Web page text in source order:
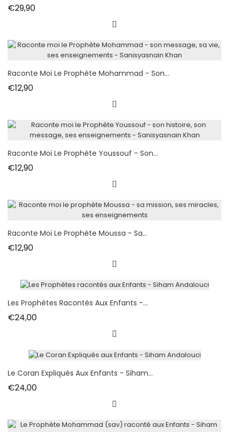
€29,90Fiyat
Raconte Moi Le Prophète Mohammad - Son...
€12,90Fiyat
Raconte Moi Le Prophète Youssouf - Son...
€12,90Fiyat
Raconte Moi Le Prophète Moussa - Sa...
€12,90Fiyat
Les Prophètes Racontés Aux Enfants -...
€24,00Fiyat
Le Coran Expliqués Aux Enfants - Siham...
€24,00Fiyat